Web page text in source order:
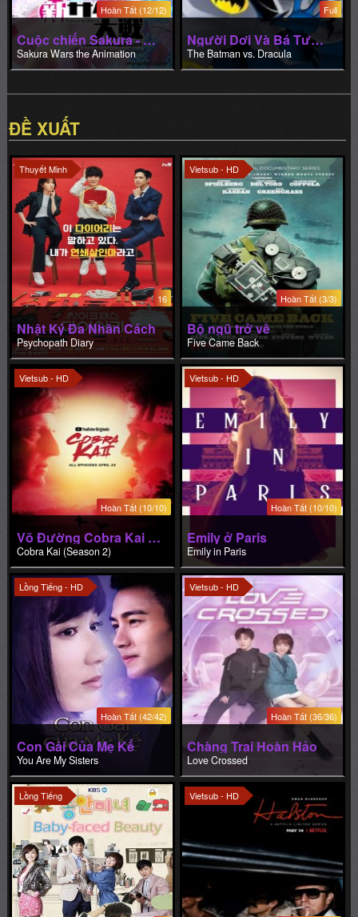
Hoàn Tất (12/12)
Cuộc chiến Sakura - Loạt phim hoạt hình
Sakura Wars the Animation
Full
Người Dơi Và Bá Tước Dracula
The Batman vs. Dracula
ĐỀ XUẤT
Thuyết Minh
16
Nhật Ký Đa Nhân Cách
Psychopath Diary
Vietsub - HD
Hoàn Tất (3/3)
Bộ ngũ trở về
Five Came Back
Vietsub - HD
Hoàn Tất (10/10)
Võ Đường Cobra Kai (Phần 2)
Cobra Kai (Season 2)
Vietsub - HD
Hoàn Tất (10/10)
Emily ở Paris
Emily in Paris
Lồng Tiếng - HD
Hoàn Tất (42/42)
Con Gái Của Mẹ Kế
You Are My Sisters
Vietsub - HD
Hoàn Tất (36/36)
Chàng Trai Hoàn Hảo
Love Crossed
Lồng Tiếng Vietsub - HD